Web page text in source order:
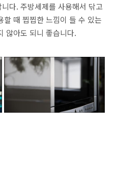
다. 주방세제를 사용해서 닦고
할 때 찝찝한 느낌이 들 수 있는
않아도 되니 좋습니다.